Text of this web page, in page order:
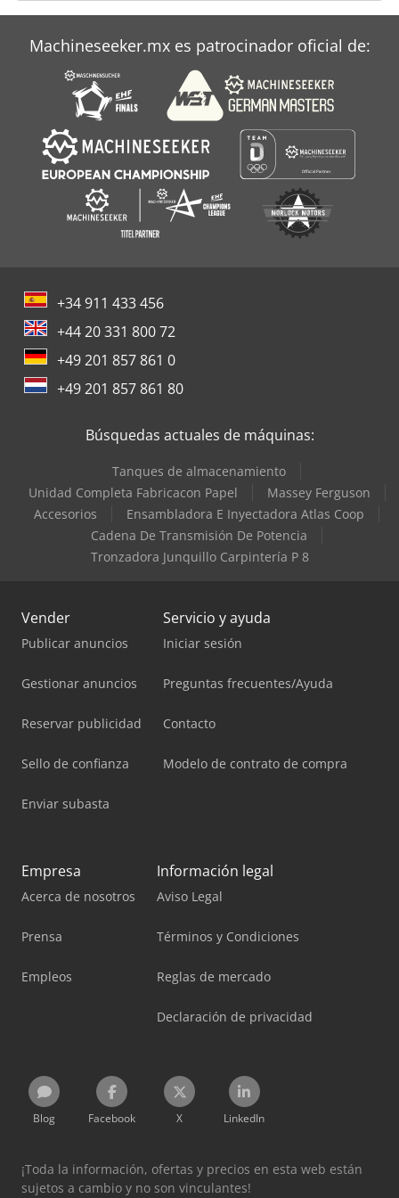
Machineseeker.mx es patrocinador oficial de:
+34 911 433 456
+44 20 331 800 72
+49 201 857 861 0
+49 201 857 861 80
Búsquedas actuales de máquinas:
Tanques de almacenamiento
Unidad Completa Fabricacon Papel
Massey Ferguson
Accesorios
Ensambladora E Inyectadora Atlas Coop
Cadena De Transmisión De Potencia
Tronzadora Junquillo Carpintería P 8
Vender
Publicar anuncios
Gestionar anuncios
Reservar publicidad
Sello de confianza
Enviar subasta
Servicio y ayuda
Iniciar sesión
Preguntas frecuentes/Ayuda
Contacto
Modelo de contrato de compra
Empresa
Acerca de nosotros
Prensa
Empleos
Información legal
Aviso Legal
Términos y Condiciones
Reglas de mercado
Declaración de privacidad
Blog Facebook X LinkedIn
¡Toda la información, ofertas y precios en esta web están
sujetos a cambio y no son vinculantes!